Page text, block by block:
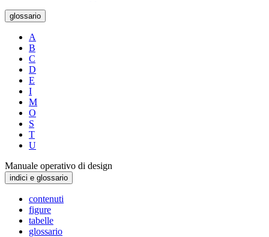
glossario
A
B
C
D
E
I
M
O
S
T
U
Manuale operativo di design
indici e glossario
contenuti
figure
tabelle
glossario